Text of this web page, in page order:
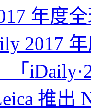
年度
2017
「
推出